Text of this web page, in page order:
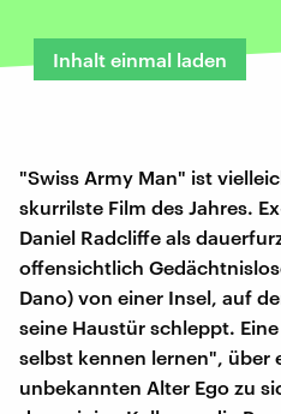
Inhalt einmal laden
"Swiss Army Man" ist
skurrilste Film des Jahres.
Daniel Radcliffe als
offensichtlich
Dano) von einer Insel, auf
seine Haustür schleppt.
selbst kennen lernen", über
unbekannten Alter Ego zu